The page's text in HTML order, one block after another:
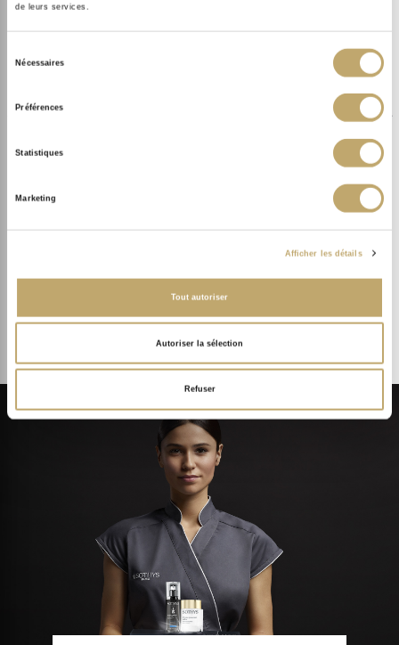
de leurs services.
Nécessaires
Préférences
Statistiques
Marketing
Afficher les détails
Tout autoriser
Autoriser la sélection
Refuser
Soin excellence Secrets de Sothys®